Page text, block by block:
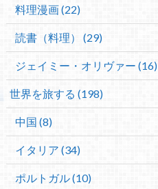
料理漫画 (22)
読書（料理） (29)
ジェイミー・オリヴァー (16)
世界を旅する (198)
中国 (8)
イタリア (34)
ポルトガル (10)